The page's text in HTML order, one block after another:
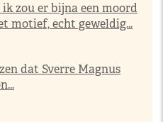
zou er bijna een moord
motief, echt geweldig...
dat Sverre Magnus